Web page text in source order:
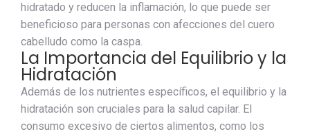
hidratado y reducen la inflamación, lo que puede ser
beneficioso para personas con afecciones del cuero
cabelludo como la caspa.
La Importancia del Equilibrio y la
Hidratación
Además de los nutrientes específicos, el equilibrio y la
hidratación son cruciales para la salud capilar. El
consumo excesivo de ciertos alimentos, como los